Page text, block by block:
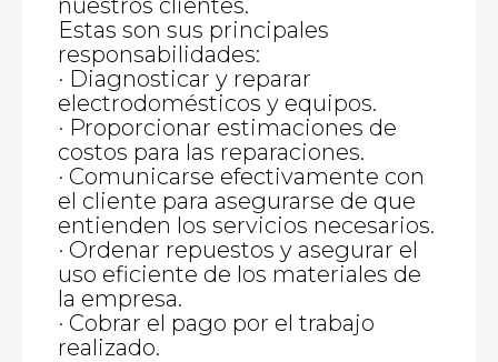
nuestros clientes.
Estas son sus principales
responsabilidades:
· Diagnosticar y reparar
electrodomésticos y equipos.
· Proporcionar estimaciones de
costos para las reparaciones.
· Comunicarse efectivamente con
el cliente para asegurarse de que
entienden los servicios necesarios.
· Ordenar repuestos y asegurar el
uso eficiente de los materiales de
la empresa.
· Cobrar el pago por el trabajo
realizado.